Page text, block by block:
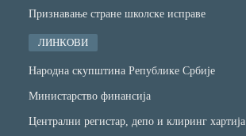
Признавање стране школске исправе
ЛИНКОВИ
Народна скупштина Републике Србије
Министарство финансијa
Централни регистар, депо и клиринг